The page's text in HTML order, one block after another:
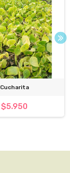
Cucharita
$5.950